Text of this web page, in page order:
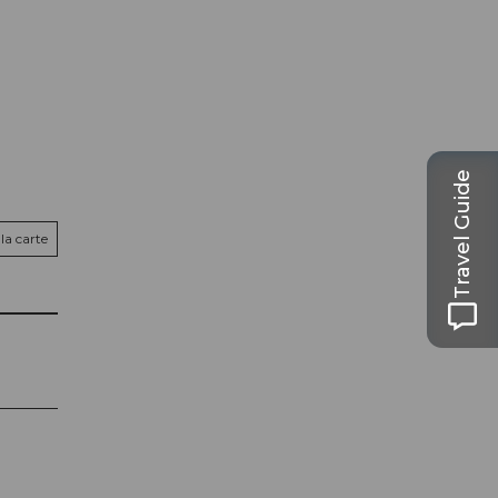
carte Travel Guide